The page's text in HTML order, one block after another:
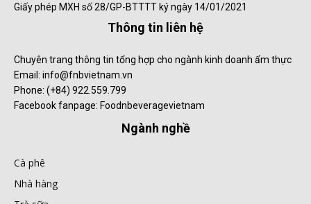
Giấy phép MXH số 28/GP-BTTTT ký ngày 14/01/2021
Thông tin liên hệ
Chuyên trang thông tin tổng hợp cho ngành kinh doanh ẩm thực
Email: info@fnbvietnam.vn
Phone: (+84) 922.559.799
Facebook fanpage: Foodnbeveragevietnam
Ngành nghề
Cà phê
Nhà hàng